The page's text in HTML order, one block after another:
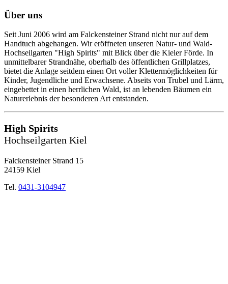
Über uns
Seit Juni 2006 wird am Falckensteiner Strand nicht nur auf dem
Handtuch abgehangen. Wir eröffneten unseren Natur- und Wald-
Hochseilgarten "High Spirits" mit Blick über die Kieler Förde. In
unmittelbarer Strandnähe, oberhalb des öffentlichen Grillplatzes,
bietet die Anlage seitdem einen Ort voller Klettermöglichkeiten für
Kinder, Jugendliche und Erwachsene. Abseits von Trubel und Lärm,
eingebettet in einen herrlichen Wald, ist an lebenden Bäumen ein
Naturerlebnis der besonderen Art entstanden.
High Spirits
Hochseilgarten Kiel
Falckensteiner Strand 15
24159 Kiel
Tel. 0431-3104947